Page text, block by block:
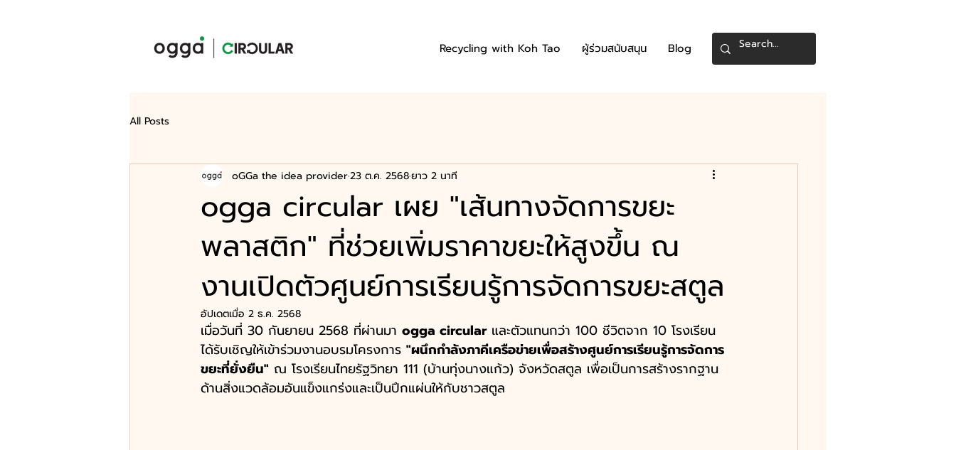
Recycling with Koh Tao ผู้ร่วมสนับสนุน Blog
All Posts
ogga circular เผย "เส้นทางจัดการขยะ
พลาสติก" ที่ช่วยเพิ่มราคาขยะให้สูงขึ้น ณ
งานเปิดตัวศูนย์การเรียนรู้การจัดการขยะสตูล
oGGa the idea provider23 ต.ค. 2568ยาว 2 นาที
อัปเดตเมื่อ 2 ธ.ค. 2568
เมื่อวันที่ 30 กันยายน 2568 ที่ผ่านมา ogga circular และตัวแทนกว่า 100 ชีวิตจาก 10 โรงเรียน
ได้รับเชิญให้เข้าร่วมงานอบรมโครงการ "ผนึกกำลังภาคีเครือข่ายเพื่อสร้างศูนย์การเรียนรู้การจัดการ
ขยะที่ยั่งยืน" ณ โรงเรียนไทยรัฐวิทยา 111 (บ้านทุ่งนางแก้ว) จังหวัดสตูล เพื่อเป็นการสร้างรากฐาน
ด้านสิ่งแวดล้อมอันแข็งแกร่งและเป็นปึกแผ่นให้กับชาวสตูล